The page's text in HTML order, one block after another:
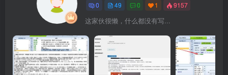
0 49 0 1 9157
这家伙很懒，什么都没有写...